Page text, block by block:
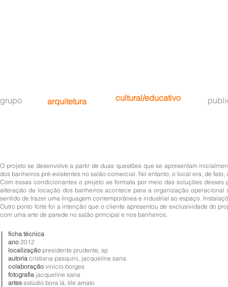
grupo arquitetura cultural/educativo
O projeto se desenvolve a partir de duas questões que se apresentam
dos banheiros pré-existentes no salão comercial. No entanto, o local era, de
Com essas condicionantes o projeto se formata por meio das soluções
alteração da locação dos banheiros acontece para a organização
sentido de trazer uma linguagem contemporânea e industrial ao espaço.
Outro ponto forte foi a intenção que o cliente apresentou de exclusividade do
com uma arte de parede no salão principal e nos banheiros.
ficha técnica
ano 2012
localização presidente prudente, sp
autoria cristiana pasquini, jacqueline sana
colaboração vinício borges
fotografia jacqueline sana
artes estúdio bora lá, tile amato